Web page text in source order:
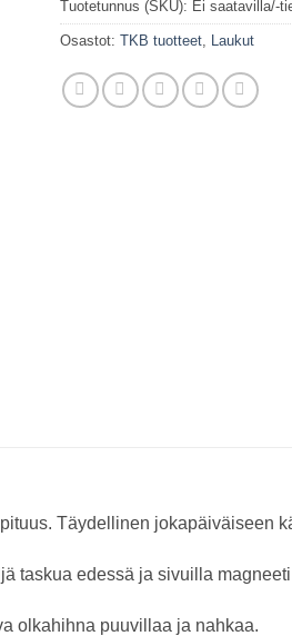
Tuotetunnus (SKU): Ei saatavilla/-
Osastot: TKB tuotteet Laukut
Täydellinen jokapäiväiseen
taskua edessä ja sivuilla
olkahihna puuvillaa ja nahkaa.